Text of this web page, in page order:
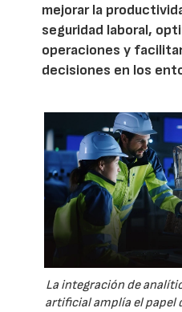
mejorar la
seguridad laboral,
operaciones y
decisiones en los
La integración de
artificial amplía el papel